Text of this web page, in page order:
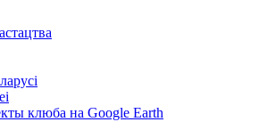
клюба на Google Earth